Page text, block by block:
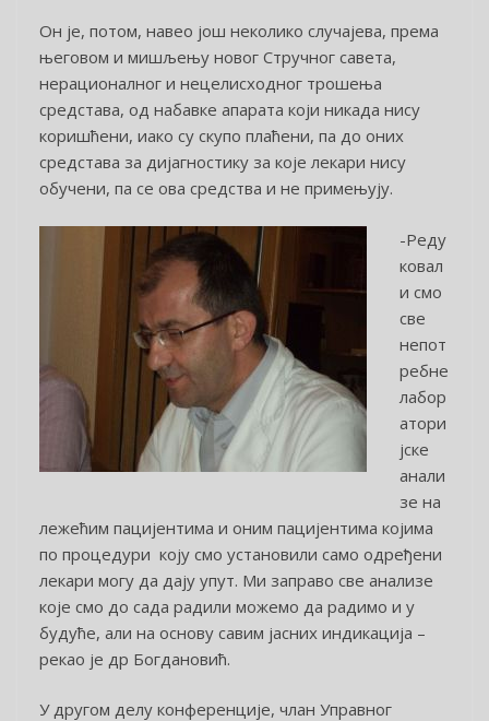
Он је, потом, навео још неколико случајева, према
његовом и мишљењу новог Стручног савета,
нерационалног и нецелисходног трошења
средстава, од набавке апарата који никада нису
коришћени, иако су скупо плаћени, па до оних
средстава за дијагностику за које лекари нису
обучени, па се ова средства и не примењују.
-Реду
ковал
и смо
све
непот
ребне
лабор
атори
јске
анали
зе на
лежећим пацијентима и оним пацијентима којима
по процедури коју смо установили само одређени
лекари могу да дају упут. Ми заправо све анализе
које смо до сада радили можемо да радимо и у
будуће, али на основу савим јасних индикација –
рекао је др Богдановић.
У другом делу конференције, члан Управног